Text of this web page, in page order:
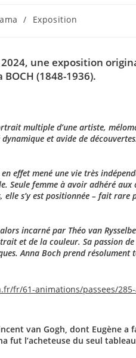
/ Exposition
une exposition
BOCH (1848-1936).
multiple d’une artiste,
et avide de
effet mené une vie très
Seule femme à avoir adhéré aux
s’y est positionnée – fait rare
incarné par Théo van
et de la couleur. Sa passion
Anna Boch prend résolument
fr/61-animations/passees/
van Gogh, dont Eugène
fut l’acheteuse du seul